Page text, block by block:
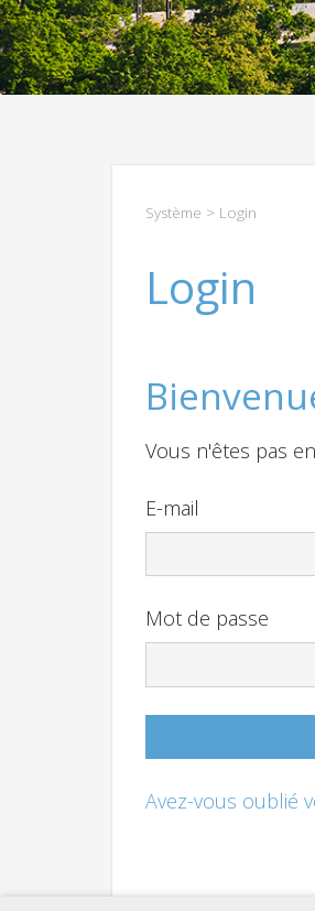
Système > Login
Login
Vous n'êtes pas
E-mail
Mot de passe
Avez-vous oublié